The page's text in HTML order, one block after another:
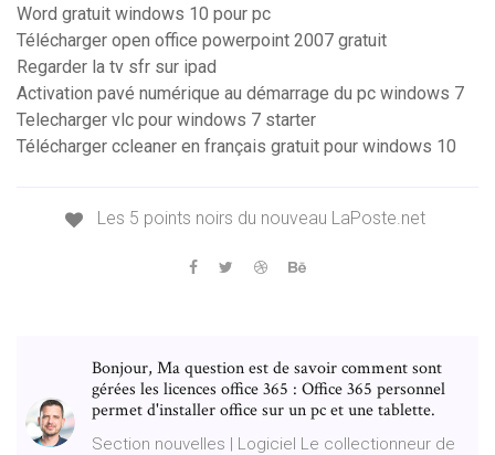
Word gratuit windows 10 pour pc
Télécharger open office powerpoint 2007 gratuit
Regarder la tv sfr sur ipad
Activation pavé numérique au démarrage du pc windows 7
Telecharger vlc pour windows 7 starter
Télécharger ccleaner en français gratuit pour windows 10
Les 5 points noirs du nouveau LaPoste.net
Bonjour, Ma question est de savoir comment sont
gérées les licences office 365 : Office 365 personnel
permet d'installer office sur un pc et une tablette.
Section nouvelles | Logiciel Le collectionneur de